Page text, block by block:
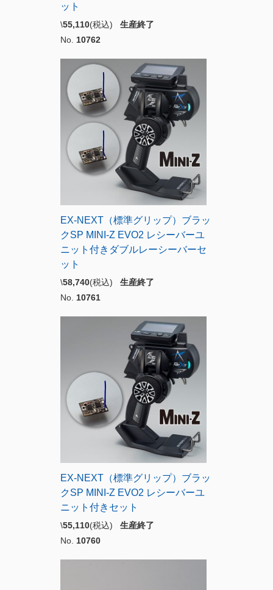
ット
\55,110(税込) 生産終了
No. 10762
EX-NEXT（標準グリップ）ブラッ
クSP MINI-Z EVO2 レシーバーユ
ニット付きダブルレーシーバーセ
ット
\58,740(税込) 生産終了
No. 10761
EX-NEXT（標準グリップ）ブラッ
クSP MINI-Z EVO2 レシーバーユ
ニット付きセット
\55,110(税込) 生産終了
No. 10760